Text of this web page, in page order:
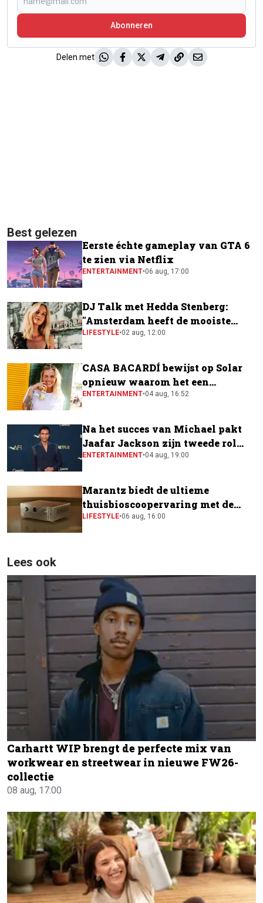
Abonneren
Delen met
Best gelezen
Eerste échte gameplay van GTA 6
te zien via Netflix
ENTERTAINMENT•06 aug, 17:00
DJ Talk met Hedda Stenberg:
"Amsterdam heeft de mooiste
festivalscene van Europa"
LIFESTYLE•02 aug, 12:00
CASA BACARDÍ bewijst op Solar
opnieuw waarom het een
festivalfavoriet is
ENTERTAINMENT•04 aug, 16:52
Na het succes van Michael pakt
Jaafar Jackson zijn tweede rol
naast Will Smith
ENTERTAINMENT•04 aug, 19:00
Marantz biedt de ultieme
thuisbioscoopervaring met de
CINEMA Series 2
LIFESTYLE•06 aug, 16:00
Lees ook
Carhartt WIP brengt de perfecte mix van
workwear en streetwear in nieuwe FW26-
collectie
08 aug, 17:00